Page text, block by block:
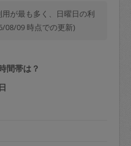
全額
する場合、毎週定
期は月1回までキャ
が最も多く、日曜日の利
08/09 時点での更新)
間帯は？